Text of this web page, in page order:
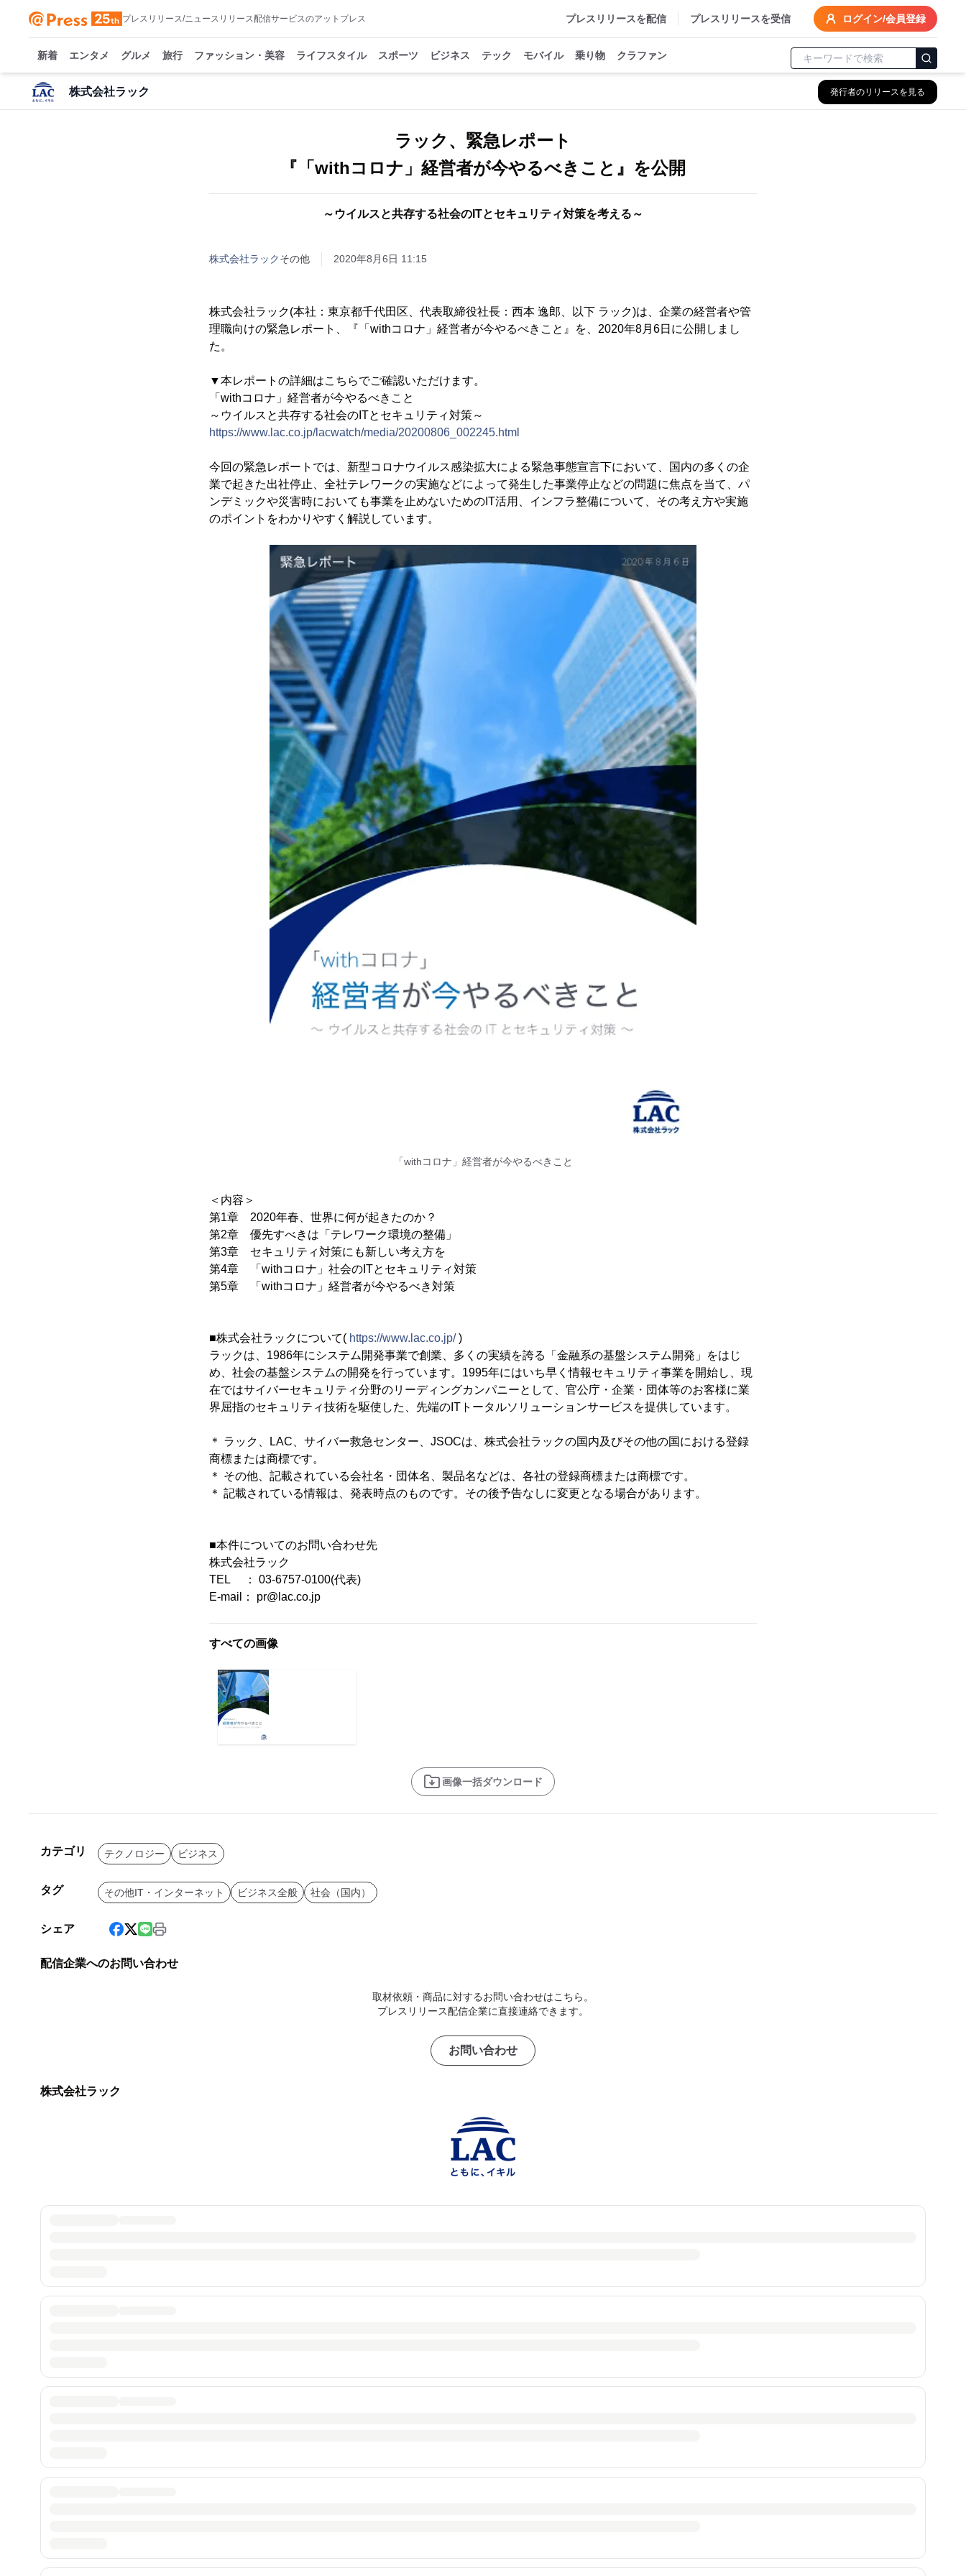
プレスリリース/ニュースリリース配信サービスのアットプレス プレスリリースを配信 プレスリリースを受信 ログイン/会員登録
新着 エンタメ グルメ 旅行 ファッション・美容 ライフスタイル スポーツ ビジネス テック モバイル 乗り物 クラファン
株式会社ラック 発行者のリリースを見る
ラック、緊急レポート
『「withコロナ」経営者が今やるべきこと』を公開
～ウイルスと共存する社会のITとセキュリティ対策を考える～
株式会社ラックその他 2020年8月6日 11:15
株式会社ラック(本社：東京都千代田区、代表取締役社長：西本 逸郎、以下 ラック)は、企業の経営者や管
理職向けの緊急レポート、『「withコロナ」経営者が今やるべきこと』を、2020年8月6日に公開しまし
た。
▼本レポートの詳細はこちらでご確認いただけます。
「withコロナ」経営者が今やるべきこと
～ウイルスと共存する社会のITとセキュリティ対策～
https://www.lac.co.jp/lacwatch/media/20200806_002245.html
今回の緊急レポートでは、新型コロナウイルス感染拡大による緊急事態宣言下において、国内の多くの企
業で起きた出社停止、全社テレワークの実施などによって発生した事業停止などの問題に焦点を当て、パ
ンデミックや災害時においても事業を止めないためのIT活用、インフラ整備について、その考え方や実施
のポイントをわかりやすく解説しています。
「withコロナ」経営者が今やるべきこと
＜内容＞
第1章 2020年春、世界に何が起きたのか？
第2章 優先すべきは「テレワーク環境の整備」
第3章 セキュリティ対策にも新しい考え方を
第4章 「withコロナ」社会のITとセキュリティ対策
第5章 「withコロナ」経営者が今やるべき対策
■株式会社ラックについて( https://www.lac.co.jp/)
ラックは、1986年にシステム開発事業で創業、多くの実績を誇る「金融系の基盤システム開発」をはじ
め、社会の基盤システムの開発を行っています。1995年にはいち早く情報セキュリティ事業を開始し、現
在ではサイバーセキュリティ分野のリーディングカンパニーとして、官公庁・企業・団体等のお客様に業
界屈指のセキュリティ技術を駆使した、先端のITトータルソリューションサービスを提供しています。
＊ ラック、LAC、サイバー救急センター、JSOCは、株式会社ラックの国内及びその他の国における登録
商標または商標です。
＊ その他、記載されている会社名・団体名、製品名などは、各社の登録商標または商標です。
＊ 記載されている情報は、発表時点のものです。その後予告なしに変更となる場合があります。
■本件についてのお問い合わせ先
株式会社ラック
TEL ： 03-6757-0100(代表)
E-mail： pr@lac.co.jp
すべての画像
画像一括ダウンロード
カテゴリ テクノロジー ビジネス
タグ その他IT・インターネット ビジネス全般 社会（国内）
シェア
配信企業へのお問い合わせ
取材依頼・商品に対するお問い合わせはこちら。
プレスリリース配信企業に直接連絡できます。
お問い合わせ
株式会社ラック